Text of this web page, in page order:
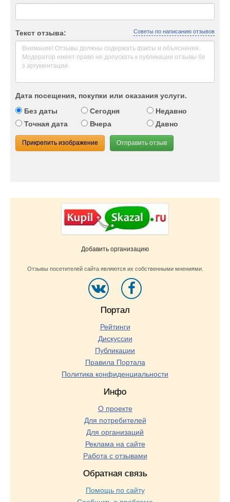
Текст отзыва: Советы по написанию отзывов
Дата посещения, покупки или оказания услуги.
Без даты
Сегодня
Недавно
Точная дата
Вчера Давно
Прикрепить изображение Отправить отзыв
Добавить организацию
Отзывы посетителей сайта являются их собственными мнениями.
Портал
Рейтинги
Дискуссии
Публикации
Правила Портала
Политика конфиденциальности
Инфо
О проекте
Для потребителей
Для организаций
Реклама на сайте
Работа с отзывами
Обратная связь
Помощь по сайту